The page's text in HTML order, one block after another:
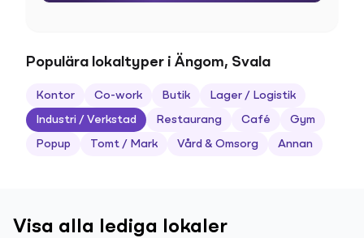
Populära lokaltyper i Ängom, Svala
Kontor Co-work Butik Lager / Logistik
Industri / Verkstad Restaurang Café Gym
Popup Tomt / Mark Vård & Omsorg Annan
Visa alla lediga lokaler